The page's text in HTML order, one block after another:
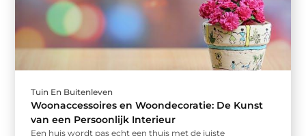
Tuin En Buitenleven
Woonaccessoires en Woondecoratie: De Kunst
van een Persoonlijk Interieur
Een huis wordt pas echt een thuis met de juiste